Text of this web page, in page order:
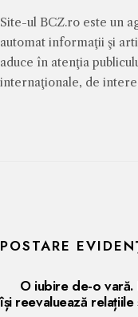
Site-ul BCZ.ro este un
automat informaţii şi
aduce în atenţia
internaţionale, de
POSTARE
O iubire de-o vară.
își reevaluează